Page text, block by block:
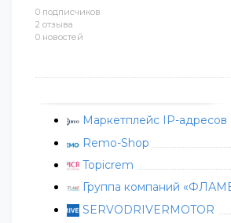
0 подписчиков
2 отзыва
0 новостей
Маркетплейс IP-адресов
Remo-Shop
Topicrem
Группа компаний
SERVODRIVERMOTOR